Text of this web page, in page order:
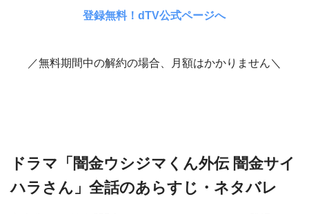
登録無料！dTV公式ページへ
／無料期間中の解約の場合、月額はかかりません＼
ドラマ「闇金ウシジマくん外伝 闇金サイ
ハラさん」全話のあらすじ・ネタバレ